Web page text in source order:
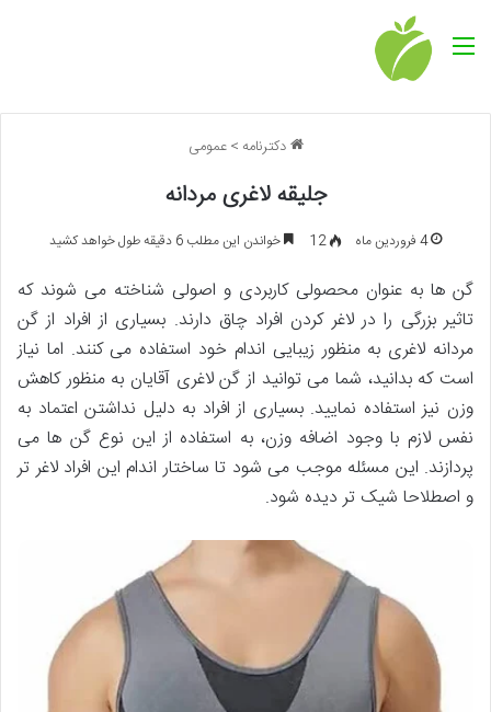
منو
دکترنامه > عمومی
جلیقه لاغری مردانه
4 فروردین ماه 12 خواندن این مطلب 6 دقیقه طول خواهد کشید
گن ها به عنوان محصولی کاربردی و اصولی شناخته می شوند که
تاثیر بزرگی را در لاغر کردن افراد چاق دارند. بسیاری از افراد از گن
مردانه لاغری به منظور زیبایی اندام خود استفاده می کنند. اما نیاز
است که بدانید، شما می توانید از گن لاغری آقایان به منظور کاهش
وزن نیز استفاده نمایید. بسیاری از افراد به دلیل نداشتن اعتماد به
نفس لازم با وجود اضافه وزن، به استفاده از این نوع گن ها می
پردازند. این مسئله موجب می شود تا ساختار اندام این افراد لاغر تر
و اصطلاحا شیک تر دیده شود.